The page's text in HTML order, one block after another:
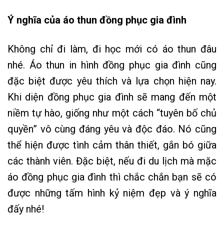
Ý nghĩa của áo thun đồng phục gia đình
Không chỉ đi làm, đi học mới có áo thun đâu
nhé. Áo thun in hình đồng phục gia đình cũng
đặc biệt được yêu thích và lựa chọn hiện nay.
Khi diện đồng phục gia đình sẽ mang đến một
niềm tự hào, giống như một cách “tuyên bố chủ
quyền” vô cùng đáng yêu và độc đáo. Nó cũng
thể hiện được tình cảm thân thiết, gắn bó giữa
các thành viên. Đặc biệt, nếu đi du lịch mà mặc
áo đồng phục gia đình thì chắc chắn bạn sẽ có
được những tấm hình kỷ niệm đẹp và ý nghĩa
đấy nhé!